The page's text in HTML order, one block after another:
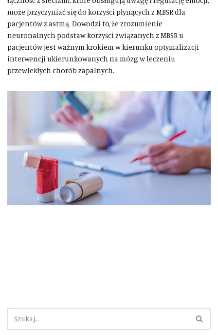
może przyczyniać się do korzyści płynących z MBSR dla
pacjentów z astmą. Dowodzi to, że zrozumienie
neuronalnych podstaw korzyści związanych z MBSR u
pacjentów jest ważnym krokiem w kierunku optymalizacji
interwencji ukierunkowanych na mózg w leczeniu
przewlekłych chorób zapalnych.